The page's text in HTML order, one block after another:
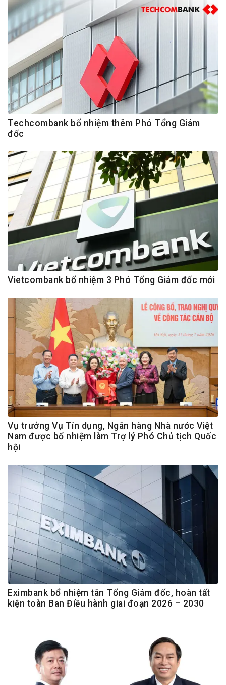
Techcombank bổ nhiệm thêm Phó Tổng Giám
đốc
Vietcombank bổ nhiệm 3 Phó Tổng Giám đốc mới
Vụ trưởng Vụ Tín dụng, Ngân hàng Nhà nước Việt
Nam được bổ nhiệm làm Trợ lý Phó Chủ tịch Quốc
hội
Eximbank bổ nhiệm tân Tổng Giám đốc, hoàn tất
kiện toàn Ban Điều hành giai đoạn 2026 – 2030